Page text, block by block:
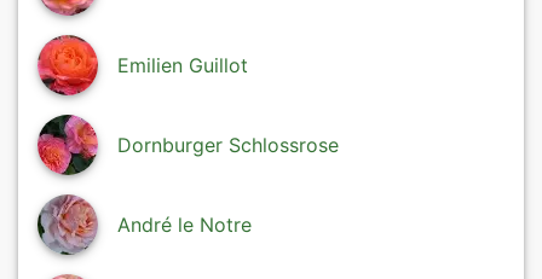
Emilien Guillot
Dornburger Schlossrose
André le Notre